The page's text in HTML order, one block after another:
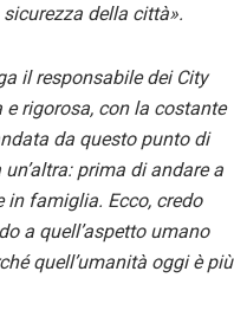
della città».
il responsabile dei City
rigorosa, con la costante
da questo punto di
prima di andare a
famiglia. Ecco, credo
a quell’aspetto umano
quell’umanità oggi è più